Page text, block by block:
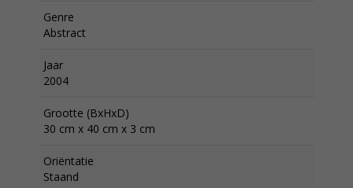
Genre
Abstract
Jaar
2004
Grootte (BxHxD)
30 cm x 40 cm x 3 cm
Oriëntatie
Staand